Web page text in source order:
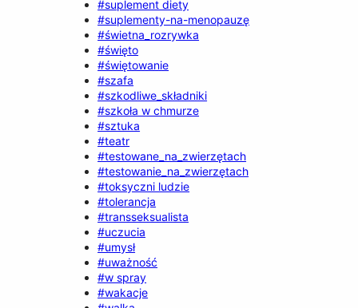
#suplement diety
#suplementy-na-menopauzę
#świetna_rozrywka
#święto
#świętowanie
#szafa
#szkodliwe_składniki
#szkoła w chmurze
#sztuka
#teatr
#testowane_na_zwierzętach
#testowanie_na_zwierzętach
#toksyczni ludzie
#tolerancja
#transseksualista
#uczucia
#umysł
#uważność
#w spray
#wakacje